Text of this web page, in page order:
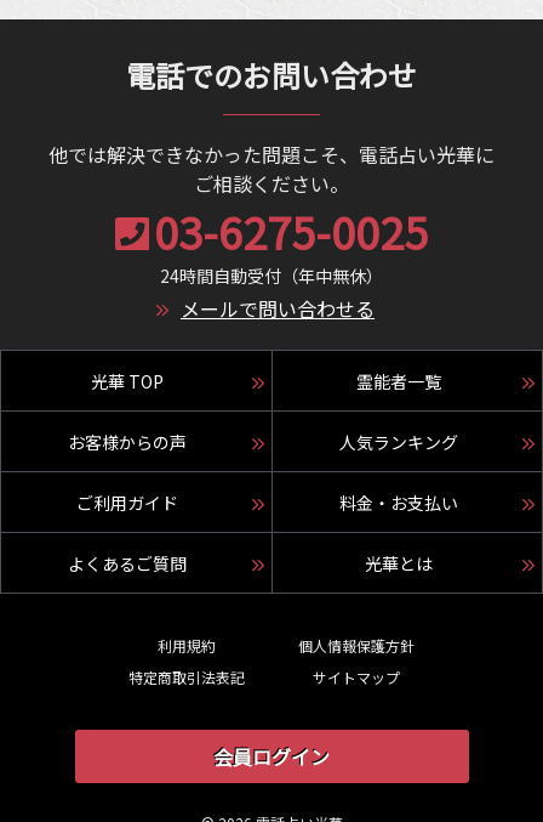
電話でのお問い合わせ
他では解決できなかった問題こそ、電話占い光華に
ご相談ください。
03-6275-0025
24時間自動受付（年中無休）
メールで問い合わせる
光華 TOP 霊能者一覧
お客様からの声 人気ランキング
ご利用ガイド 料金・お支払い
よくあるご質問 光華とは
利用規約
特定商取引法表記
個人情報保護方針
サイトマップ
会員ログイン